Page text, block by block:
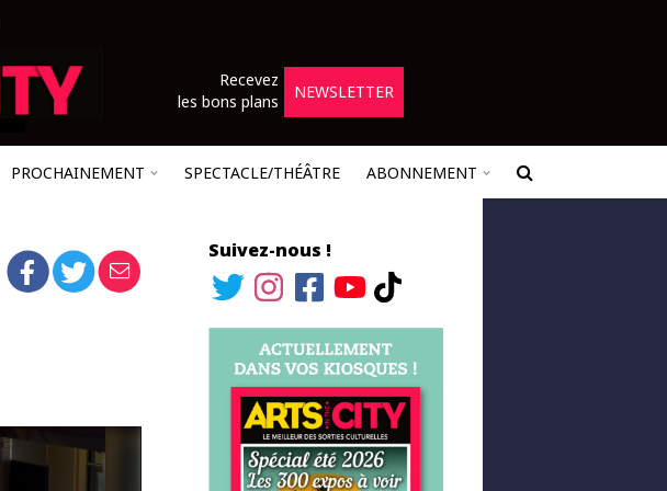
Recevez
les bons plans
NEWSLETTER
PROCHAINEMENT SPECTACLE/THÉÂTRE ABONNEMENT
Suivez-nous !